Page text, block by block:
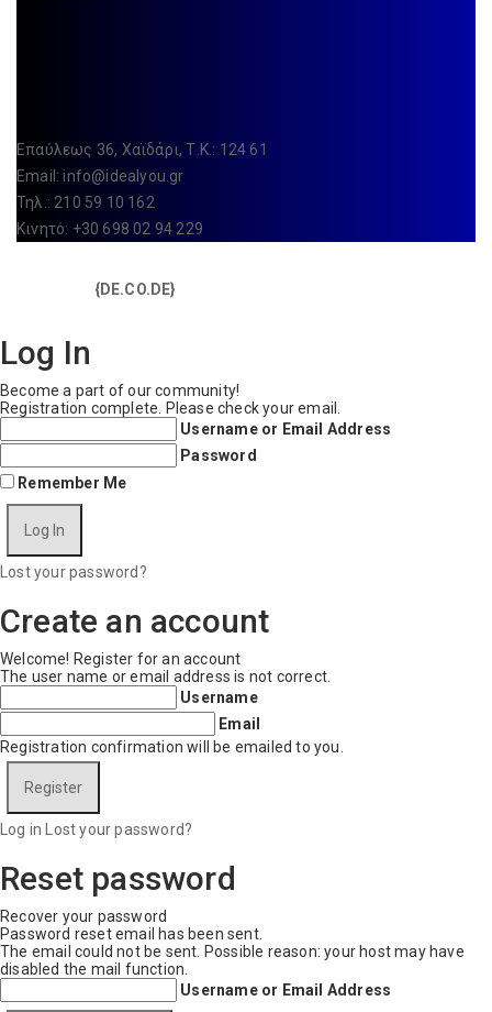
Επαύλεως 36, Χαϊδάρι, Τ.Κ.: 124 61
Email: info@idealyou.gr
Τηλ.: 210 59 10 162
Κινητό: +30 698 02 94 229
{DE.CO.DE}
Log In
Become a part of our community!
Registration complete. Please check your email.
Username or Email Address
Password
Remember Me
Lost your password?
Create an account
Welcome! Register for an account
The user name or email address is not correct.
Username
Email
Registration confirmation will be emailed to you.
Log in Lost your password?
Reset password
Recover your password
Password reset email has been sent.
The email could not be sent. Possible reason: your host may have
disabled the mail function.
Username or Email Address